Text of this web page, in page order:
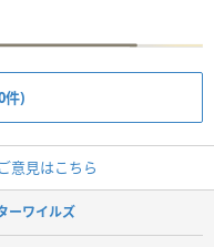
件)
意見はこちら
ーワイルズ